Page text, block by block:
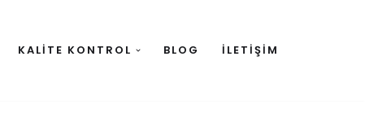
KALITE KONTROL BLOG İLETIŞIM